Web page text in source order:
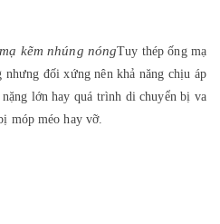
kẽm nhúng nóngTuy thép ống mạ
đối xứng nên khả năng chịu áp
lớn hay quá trình di chuyển bị va
móp méo hay vỡ.